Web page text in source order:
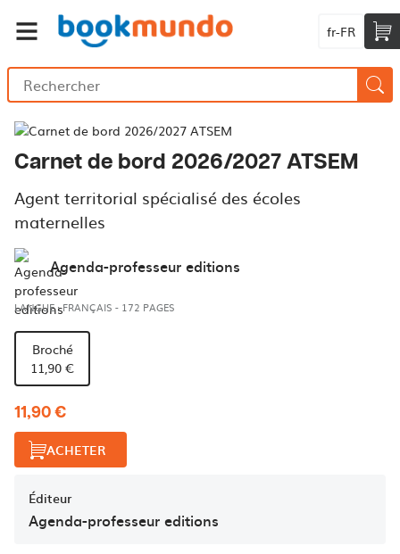
fr-FR
Carnet de bord 2026/2027 ATSEM
Agent territorial spécialisé des écoles
maternelles
Agenda-professeur editions
LANGUE : FRANÇAIS - 172 PAGES
Broché
11,90 €
11,90 €
ACHETER
Éditeur
Agenda-professeur editions